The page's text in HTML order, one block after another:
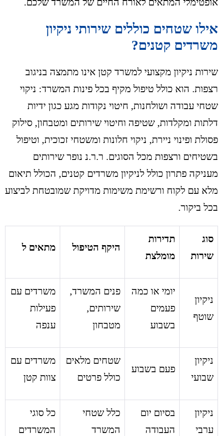
אילו שטחים כוללים שירותי ניקיון
משרדים קטנים?
שירות ניקיון מקצועי למשרד קטן אינו מתמצה בניגוב
רצפות. הוא כולל טיפול מקיף בכל פינות המשרד: ניקוי
שטחי עבודה ושולחנות, חיטוי נקודות מגע כגון ידיות
דלתות ומקלדות, שטיפה וחיטוי שירותים ומטבחון, סילוק
פסולת ופינוי ניירת, ניקוי חלונות ומשטחי זכוכית, וטיפול
בשטיחים ורצפות מכל הסוגים. ר.ר.נ נופר שירותים
מעניקה פתרון כולל לניקיון משרדים קטנים, הכולל תיאום
מלא עם לקוח ורשימת משימות מדויקת שמובטחת לביצוע
בכל ביקור.
סוג
שירות
תדירות
מומלצת
היקף הטיפול מתאים ל
ניקיון
שוטף
יומי או כמה
פעמים
בשבוע
פנים המשרד,
שירותים,
מטבחון
משרדים עם
פעילות
ענפה
ניקיון
שבועי
פעם בשבוע
שטחים מלאים
כולל פרטים
משרדים עם
צוות קטן
ניקיון
ערבי
בסיום יום
העבודה
כלל שטחי
המשרד
כל סוגי
המשרדים